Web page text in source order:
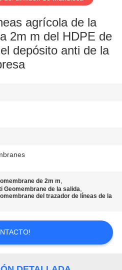
agrícola de la
2m m del HDPE de
depósito anti de la
de 2m m,
Geomembrane de la salida,
del trazador de líneas de la